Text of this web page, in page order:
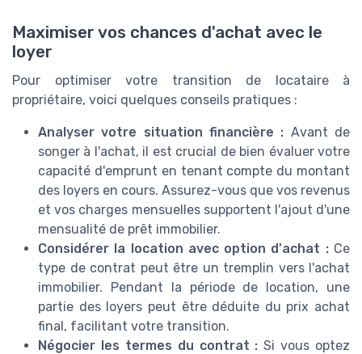
Maximiser vos chances d'achat avec le
loyer
Pour optimiser votre transition de locataire à
propriétaire, voici quelques conseils pratiques :
Analyser votre situation financière : Avant de
songer à l'achat, il est crucial de bien évaluer votre
capacité d'emprunt en tenant compte du montant
des loyers en cours. Assurez-vous que vos revenus
et vos charges mensuelles supportent l'ajout d'une
mensualité de prêt immobilier.
Considérer la location avec option d'achat :Ce
type de contrat peut être un tremplin vers l'achat
immobilier. Pendant la période de location, une
partie des loyers peut être déduite du prix achat
final, facilitant votre transition.
Négocier les termes du contrat : Si vous optez